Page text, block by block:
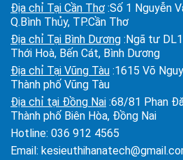
Địa chỉ Tại Cần Thơ :Số 1 Nguyễn
Q.Bình Thủy, TP.Cần Thơ
Địa chỉ Tại Bình Dương :Ngã tư
Thới Hoà, Bến Cát, Bình Dương
Địa chỉ Tại Vũng Tàu :1615 Võ
Thành phố Vũng Tàu
Địa chỉ tại Đồng Nai :68/81 Phan
Thành phố Biên Hòa, Đồng Nai
Hotline: 036 912 4565
Email: